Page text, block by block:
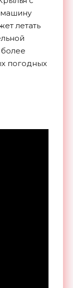
летать
погодных